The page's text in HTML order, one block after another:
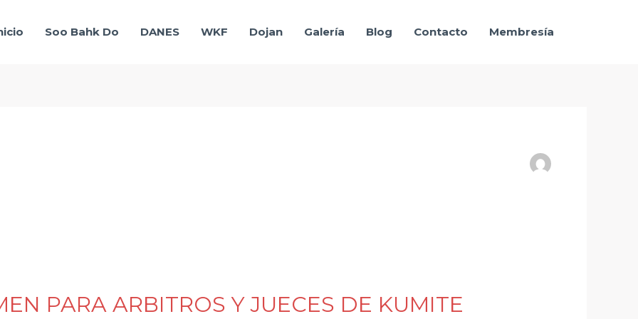
Soo Bahk Do DANES WKF Dojan Galería Blog Contacto Membresía
PARA ARBITROS Y JUECES DE KUMITE